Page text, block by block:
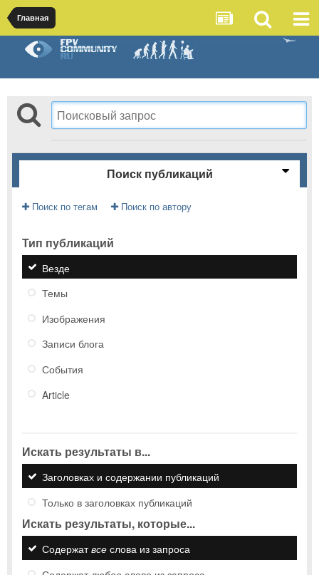
Главная
Поиск публикаций
Поиск по тегам Поиск по автору
Тип публикаций
Везде
Темы
Изображения
Записи блога
События
Article
Искать результаты в...
Заголовках и содержании публикаций
Только в заголовках публикаций
Искать результаты, которые...
Содержатвсе слова из запроса